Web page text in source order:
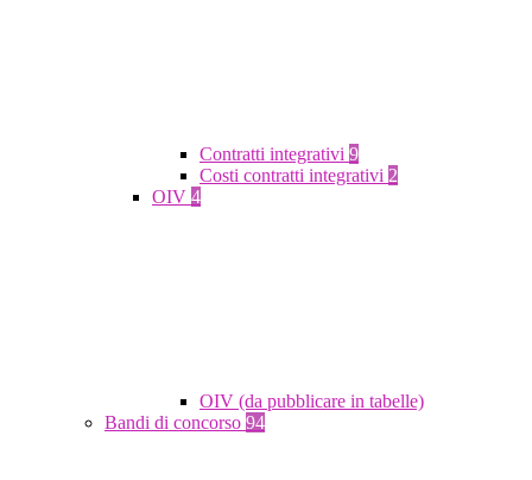
Contratti integrativi 9
Costi contratti integrativi 2
OIV 4
OIV (da pubblicare in tabelle)
Bandi di concorso 94